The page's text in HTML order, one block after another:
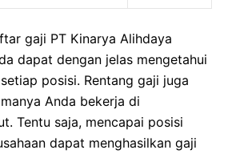
gaji PT Kinarya Alihdaya
dapat dengan jelas mengetahui
posisi. Rentang gaji juga
Anda bekerja di
Tentu saja, mencapai posisi
dapat menghasilkan gaji